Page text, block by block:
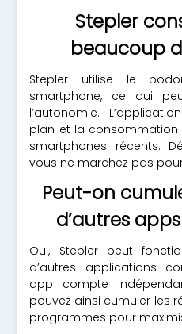
Stepler
beaucoup
Stepler utilise le
smartphone, ce qui
l’autonomie.
plan et la consommation
smartphones récents.
vous ne marchez pas
Peut-on
d’autres
Oui, Stepler peut
d’autres applications
app compte
pouvez ainsi cumuler les
programmes pour